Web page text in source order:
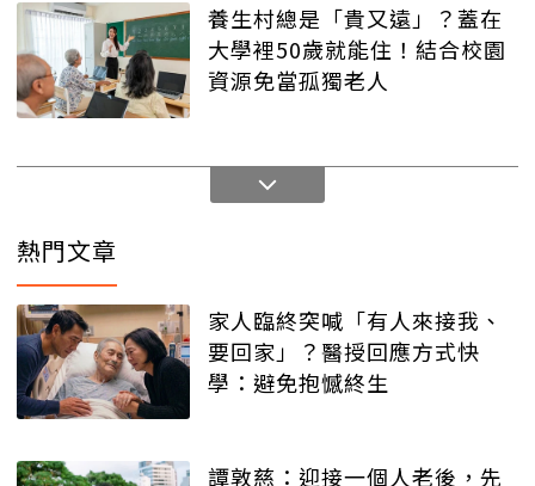
養生村總是「貴又遠」？蓋在
大學裡50歲就能住！結合校園
資源免當孤獨老人
熱門文章
家人臨終突喊「有人來接我、
要回家」？醫授回應方式快
學：避免抱憾終生
譚敦慈：迎接一個人老後，先